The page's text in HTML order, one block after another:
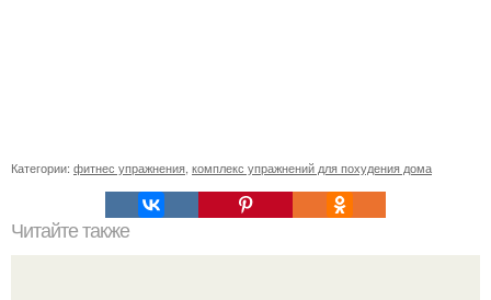
Категории: фитнес упражнения комплекс упражнений для похудения дома
Читайте также